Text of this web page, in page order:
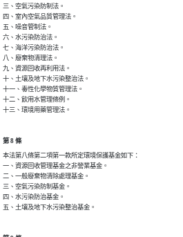
三、空氣污染防制法。
四、室內空氣品質管理法。
五、噪音管制法。
六、水污染防治法。
七、海洋污染防治法。
八、廢棄物清理法。
九、資源回收再利用法。
十、土壤及地下水污染整治法。
十一、毒性化學物質管理法。
十二、飲用水管理條例。
十三、環境用藥管理法。
第 8 條
本法第八條第二項第一款所定環境保護基金如下：
一、資源回收管理基金之非營業基金。
二、一般廢棄物清除處理基金。
三、空氣污染防制基金。
四、水污染防治基金。
五、土壤及地下水污染整治基金。